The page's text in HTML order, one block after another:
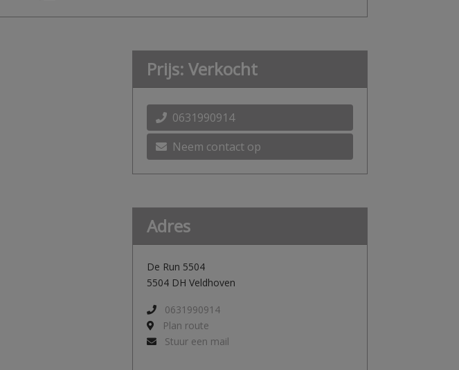
Prijs: Verkocht
0631990914
Neem contact op
Adres
De Run 5504
5504 DH Veldhoven
0631990914
Plan route
Stuur een mail